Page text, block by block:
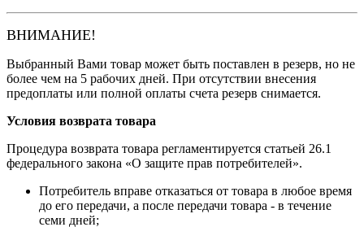
ВНИМАНИЕ!
Выбранный Вами товар может быть поставлен в резерв, но не
более чем на 5 рабочих дней. При отсутствии внесения
предоплаты или полной оплаты счета резерв снимается.
Условия возврата товара
Процедура возврата товара регламентируется статьей 26.1
федерального закона «О защите прав потребителей».
Потребитель вправе отказаться от товара в любое время
до его передачи, а после передачи товара - в течение
семи дней;